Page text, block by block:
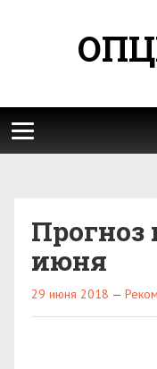
Прогноз
июня
29 июня 2018 —